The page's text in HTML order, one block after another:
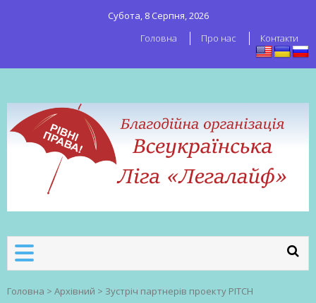
Субота, 8 Серпня, 2026
Головна
Про нас Контакти
робітників
Головна > Архівний > Зустріч партнерів проекту PITCH